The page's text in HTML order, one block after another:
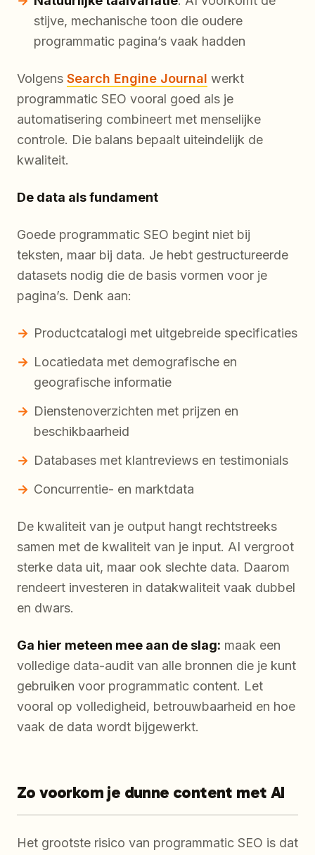
stijve, mechanische toon die oudere
programmatic pagina’s vaak hadden
Volgens Search Engine Journal werkt
programmatic SEO vooral goed als je
automatisering combineert met menselijke
controle. Die balans bepaalt uiteindelijk de
kwaliteit.
De data als fundament
Goede programmatic SEO begint niet bij
teksten, maar bij data. Je hebt gestructureerde
datasets nodig die de basis vormen voor je
pagina’s. Denk aan:
Productcatalogi met uitgebreide specificaties
Locatiedata met demografische en
geografische informatie
Dienstenoverzichten met prijzen en
beschikbaarheid
Databases met klantreviews en testimonials
Concurrentie- en marktdata
De kwaliteit van je output hangt rechtstreeks
samen met de kwaliteit van je input. AI vergroot
sterke data uit, maar ook slechte data. Daarom
rendeert investeren in datakwaliteit vaak dubbel
en dwars.
Ga hier meteen mee aan de slag: maak een
volledige data-audit van alle bronnen die je kunt
gebruiken voor programmatic content. Let
vooral op volledigheid, betrouwbaarheid en hoe
vaak de data wordt bijgewerkt.
Zo voorkom je dunne content met AI
Het grootste risico van programmatic SEO is dat